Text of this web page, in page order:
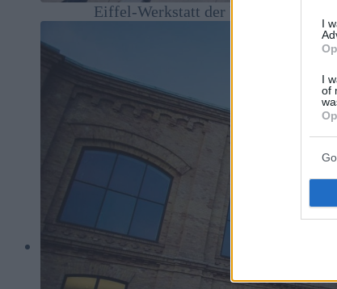
I
I
of
Eiffel-Werkstatt der Ungarischen